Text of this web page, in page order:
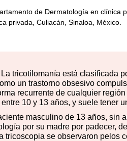
de Dermatología en clínica
privada, Culiacán, Sinaloa, México.
La tricotilomanía está clasificada
un trastorno obsesivo
recurrente de cualquier
10 y 13 años, y suele tener
masculino de 13 años, sin
por su madre por padecer,
tricoscopia se observaron pelos